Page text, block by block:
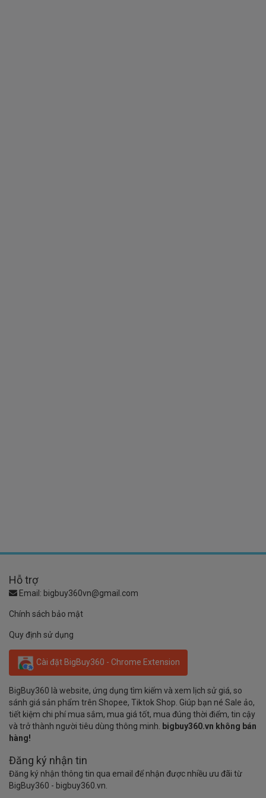
Hỗ trợ
Email: bigbuy360vn@gmail.com
Chính sách bảo mật
Quy định sử dụng
Cài đặt BigBuy360 - Chrome Extension
BigBuy360 là website, ứng dụng tìm kiếm và xem lịch sử giá, so
sánh giá sản phẩm trên Shopee, Tiktok Shop. Giúp bạn né Sale ảo,
tiết kiệm chi phí mua sắm, mua giá tốt, mua đúng thời điểm, tin cậy
và trở thành người tiêu dùng thông minh.
bigbuy360.vn không bán
hàng!
Đăng ký nhận tin
Đăng ký nhận thông tin qua email để nhận được nhiều ưu đãi từ
BigBuy360 - bigbuy360.vn.